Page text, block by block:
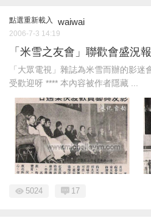
點選重新載入 waiwai
2006-7-3 14:19
「米雪之友會」聯歡會盛況
「大眾電視」雜誌為米雪而辦的影
受歡迎呀 **** 本內容被作者隱藏 ...
5024 17